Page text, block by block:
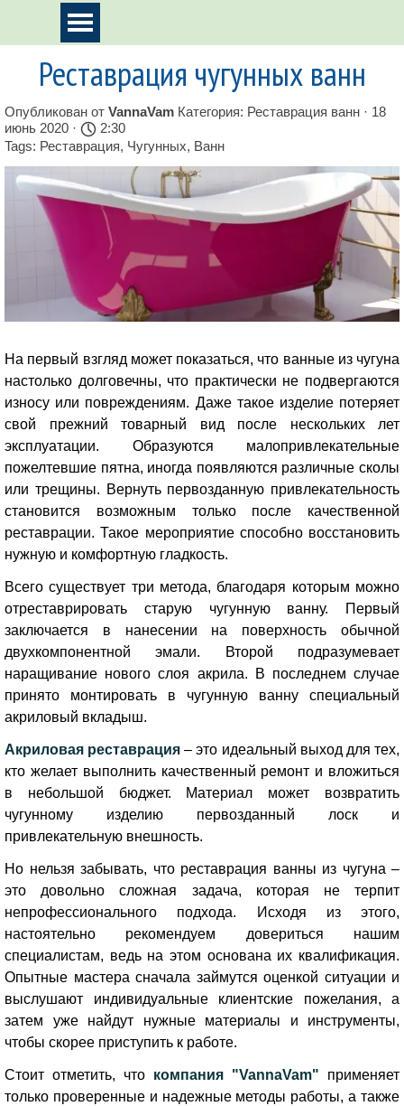
Перейти к контентуПропустить меню
Реставрация чугунных ванн
Опубликован от VannaVam Категория: Реставрация ванн · 18
июнь 2020 ·
2:30
Tags: Реставрация, Чугунных, Ванн
На первый взгляд может показаться, что ванные из чугуна
настолько долговечны, что практически не подвергаются
износу или повреждениям. Даже такое изделие потеряет
свой прежний товарный вид после нескольких лет
эксплуатации. Образуются малопривлекательные
пожелтевшие пятна, иногда появляются различные сколы
или трещины. Вернуть первозданную привлекательность
становится возможным только после качественной
реставрации. Такое мероприятие способно восстановить
нужную и комфортную гладкость.
Всего существует три метода, благодаря которым можно
отреставрировать старую чугунную ванну. Первый
заключается в нанесении на поверхность обычной
двухкомпонентной эмали. Второй подразумевает
наращивание нового слоя акрила. В последнем случае
принято монтировать в чугунную ванну специальный
акриловый вкладыш.
Акриловая реставрация – это идеальный выход для тех,
кто желает выполнить качественный ремонт и вложиться
в небольшой бюджет. Материал может возвратить
чугунному изделию первозданный лоск и
привлекательную внешность.
Но нельзя забывать, что реставрация ванны из чугуна –
это довольно сложная задача, которая не терпит
непрофессионального подхода. Исходя из этого,
настоятельно рекомендуем довериться нашим
специалистам, ведь на этом основана их квалификация.
Опытные мастера сначала займутся оценкой ситуации и
выслушают индивидуальные клиентские пожелания, а
затем уже найдут нужные материалы и инструменты,
чтобы скорее приступить к работе.
Стоит отметить, что компания "VannaVam" применяет
только проверенные и надежные методы работы, а также